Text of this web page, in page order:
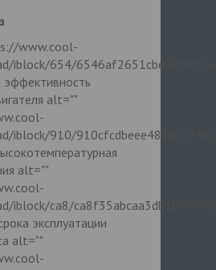
www.cool-
iblock/654/
alt=""
iblock/910/
alt=""
iblock/ca8/
эксплуатации
alt=""